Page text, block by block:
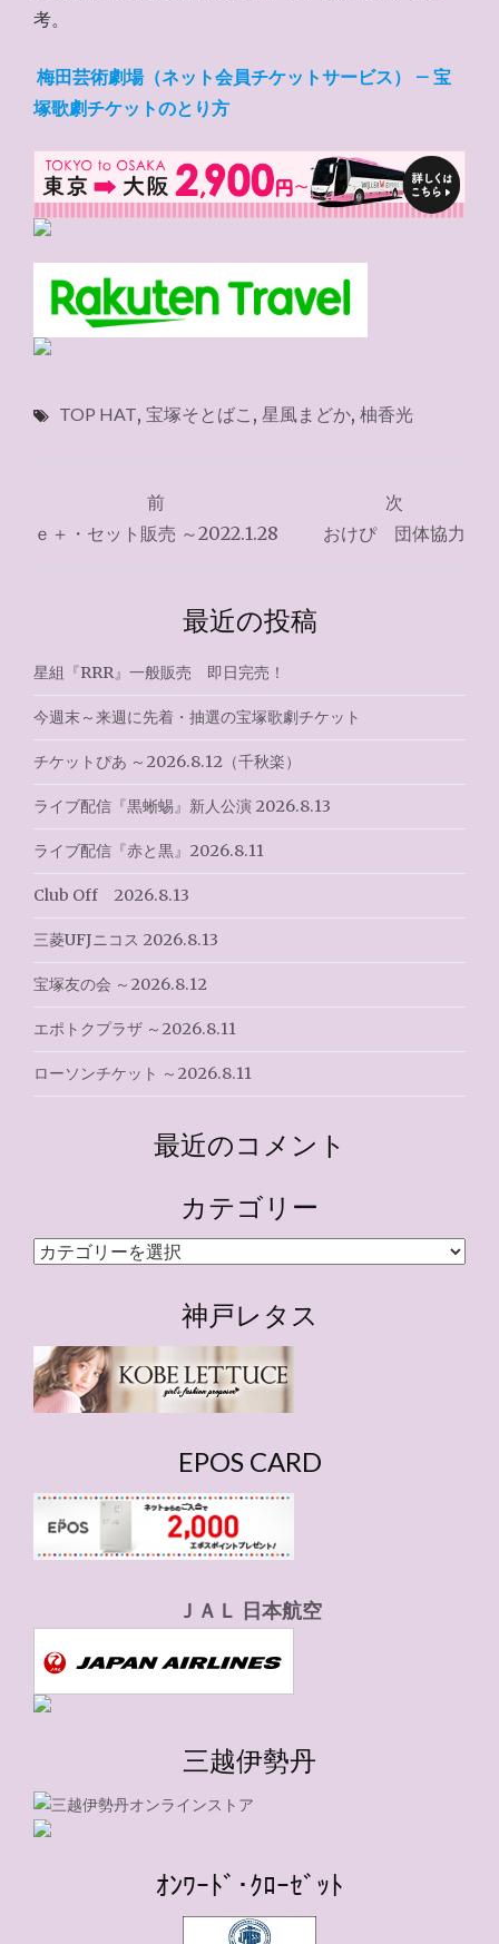
考。
梅田芸術劇場（ネット会員チケットサービス） – 宝
塚歌劇チケットのとり方
TOP HAT, 宝塚そとばこ , 星風まどか, 柚香光
稿
ゲ
ー
シ
ョ
ン
前
ｅ＋・セット販売 ～2022.1.28
次
おけぴ 団体協力
最近の投稿
星組『RRR』一般販売 即日完売！
今週末～来週に先着・抽選の宝塚歌劇チケット
チケットぴあ ～2026.8.12（千秋楽）
ライブ配信『黒蜥蜴』新人公演 2026.8.13
ライブ配信『赤と黒』2026.8.11
Club Off 2026.8.13
三菱UFJニコス 2026.8.13
宝塚友の会 ～2026.8.12
エポトクプラザ ～2026.8.11
ローソンチケット ～2026.8.11
最近のコメント
カテゴリー
カ
ー
神戸レタス
EPOS CARD
ＪＡＬ 日本航空
三越伊勢丹
ｵﾝﾜｰﾄﾞ･ｸﾛｰｾﾞｯﾄ